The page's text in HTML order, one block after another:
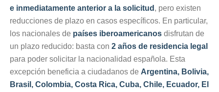
e inmediatamente anterior a la solicitud , pero existen
reducciones de plazo en casos específicos. En particular,
los nacionales de países iberoamericanos disfrutan de
un plazo reducido: basta con 2 años de residencia legal
para poder solicitar la nacionalidad española. Esta
excepción beneficia a ciudadanos de Argentina, Bolivia,
Brasil, Colombia, Costa Rica, Cuba, Chile, Ecuador, El